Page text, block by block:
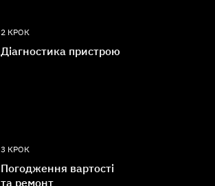
2 КРОК
Діагностика пристрою
3 КРОК
Погодження вартості
та ремонт